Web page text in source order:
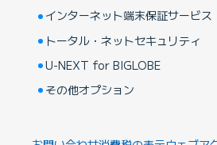
インターネット端末保証サービス
トータル・ネットセキュリティ
U-NEXT for BIGLOBE
その他オプション